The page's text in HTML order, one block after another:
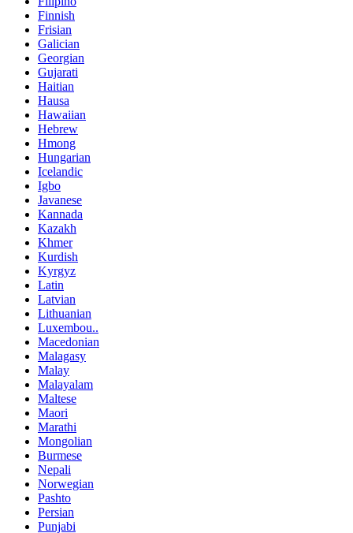
Finnish
Frisian
Galician
Georgian
Gujarati
Haitian
Hausa
Hawaiian
Hebrew
Hmong
Hungarian
Icelandic
Igbo
Javanese
Kannada
Kazakh
Khmer
Kurdish
Kyrgyz
Latin
Latvian
Lithuanian
Luxembou..
Macedonian
Malagasy
Malay
Malayalam
Maltese
Maori
Marathi
Mongolian
Burmese
Nepali
Norwegian
Pashto
Persian
Punjabi